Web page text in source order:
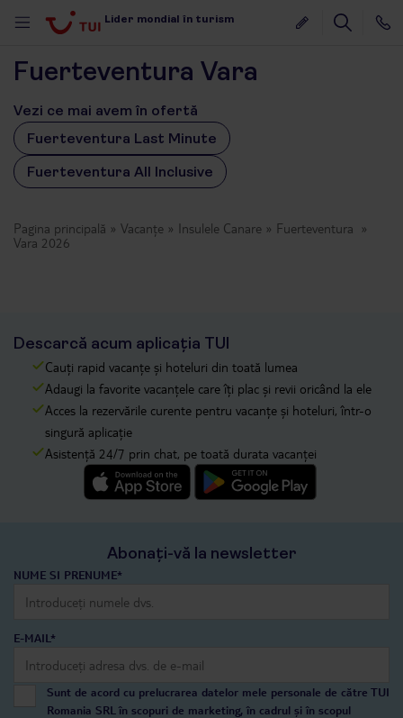
Lider mondial în turism
Fuerteventura Vara
Vezi ce mai avem în ofertă
Fuerteventura Last Minute
Fuerteventura All Inclusive
Pagina principală Vacanțe Insulele Canare
Fuerteventura
Vara 2026
Descarcă acum aplicația TUI
Cauți rapid vacanțe și hoteluri din toată lumea
Adaugi la favorite vacanțele care îți plac și revii oricând la ele
Acces la rezervările curente pentru vacanțe și hoteluri, într-o
singură aplicație
Asistență 24/7 prin chat, pe toată durata vacanței
Abonați-vă la newsletter
NUME SI PRENUME*
E-MAIL*
Sunt de acord cu prelucrarea datelor mele personale de către TUI
Romania SRL în scopuri de marketing, în cadrul și în scopul